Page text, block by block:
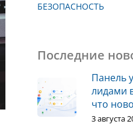
БЕЗОПАСНОСТЬ
Последние
Панель
лидами
что
3 августа